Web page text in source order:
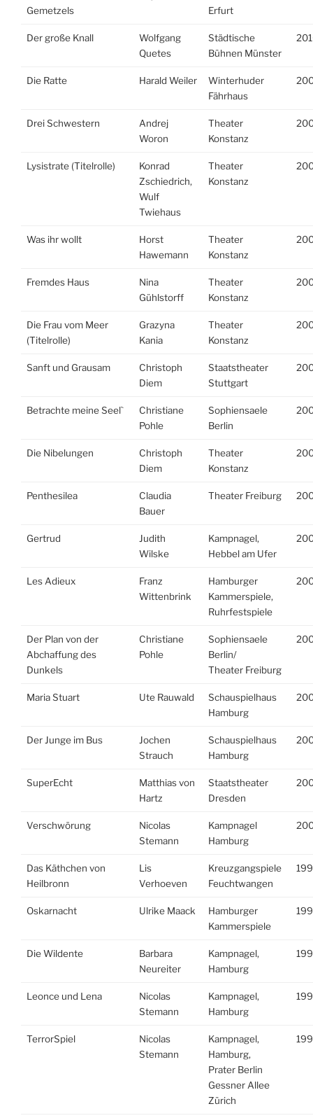
Gemetzels
Erfurt
Der große Knall
Wolfgang
Quetes
Städtische
Bühnen Münster
Die Ratte Harald Weiler
Winterhuder
Fährhaus
Drei Schwestern
Andrej
Woron
Theater
Konstanz
Lysistrate (Titelrolle)
Konrad
Zschiedrich,
Wulf
Twiehaus
Theater
Konstanz
Was ihr wollt
Horst
Hawemann
Theater
Konstanz
Fremdes Haus
Nina
Gühlstorff
Theater
Konstanz
Die Frau vom Meer
(Titelrolle)
Grazyna
Kania
Theater
Konstanz
Sanft und Grausam
Christoph
Diem
Staatstheater
Stuttgart
Betrachte meine Seel`
Christiane
Pohle
Sophiensaele
Berlin
Die Nibelungen
Christoph
Diem
Theater
Konstanz
Penthesilea
Claudia
Bauer
Theater Freiburg
Gertrud
Judith
Wilske
Kampnagel,
Hebbel am Ufer
Les Adieux
Franz
Wittenbrink
Hamburger
Kammerspiele,
Ruhrfestspiele
Der Plan von der
Abchaffung des
Dunkels
Christiane
Pohle
Sophiensaele
Berlin/
Theater Freiburg
Maria Stuart Ute Rauwald
Schauspielhaus
Hamburg
Der Junge im Bus
Jochen
Strauch
Schauspielhaus
Hamburg
SuperEcht
Matthias von
Hartz
Staatstheater
Dresden
Verschwörung
Nicolas
Stemann
Kampnagel
Hamburg
Das Käthchen von
Heilbronn
Lis
Verhoeven
Kreuzgangspiele
Feuchtwangen
Oskarnacht Ulrike Maack
Hamburger
Kammerspiele
Die Wildente
Barbara
Neureiter
Kampnagel,
Hamburg
Leonce und Lena
Nicolas
Stemann
Kampnagel,
Hamburg
TerrorSpiel
Nicolas
Stemann
Kampnagel,
Hamburg,
Prater Berlin
Gessner Allee
Zürich